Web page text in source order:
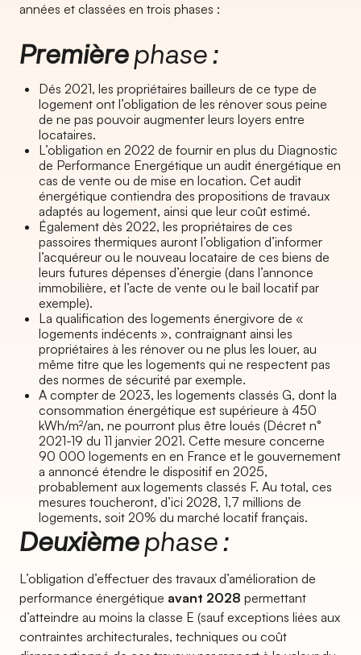
années et classées en trois phases :
Premièrephase :
Dés 2021, les propriétaires bailleurs de ce type de
logement ont l’obligation de les rénover sous peine
de ne pas pouvoir augmenter leurs loyers entre
locataires.
L’obligation en 2022 de fournir en plus du Diagnostic
de Performance Energétique un audit énergétique en
cas de vente ou de mise en location. Cet audit
énergétique contiendra des propositions de travaux
adaptés au logement, ainsi que leur coût estimé.
Également dès 2022, les propriétaires de ces
passoires thermiques auront l’obligation d’informer
l’acquéreur ou le nouveau locataire de ces biens de
leurs futures dépenses d’énergie (dans l’annonce
immobilière, et l’acte de vente ou le bail locatif par
exemple).
La qualification des logements énergivore de «
logements indécents », contraignant ainsi les
propriétaires à les rénover ou ne plus les louer, au
même titre que les logements qui ne respectent pas
des normes de sécurité par exemple.
A compter de 2023, les logements classés G, dont la
consommation énergétique est supérieure à 450
kWh/m²/an, ne pourront plus être loués (Décret n°
2021-19 du 11 janvier 2021. Cette mesure concerne
90 000 logements en en France et le gouvernement
a annoncé étendre le dispositif en 2025,
probablement aux logements classés F. Au total, ces
mesures toucheront, d’ici 2028, 1,7 millions de
logements, soit 20% du marché locatif français.
Deuxièmephase :
L’obligation d’effectuer des travaux d’amélioration de
performance énergétique avant 2028 permettant
d’atteindre au moins la classe E (sauf exceptions liées aux
contraintes architecturales, techniques ou coût